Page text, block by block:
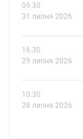
09.30
31 липня 2026
16.30
29 липня 2026
10.30
28 липня 2026